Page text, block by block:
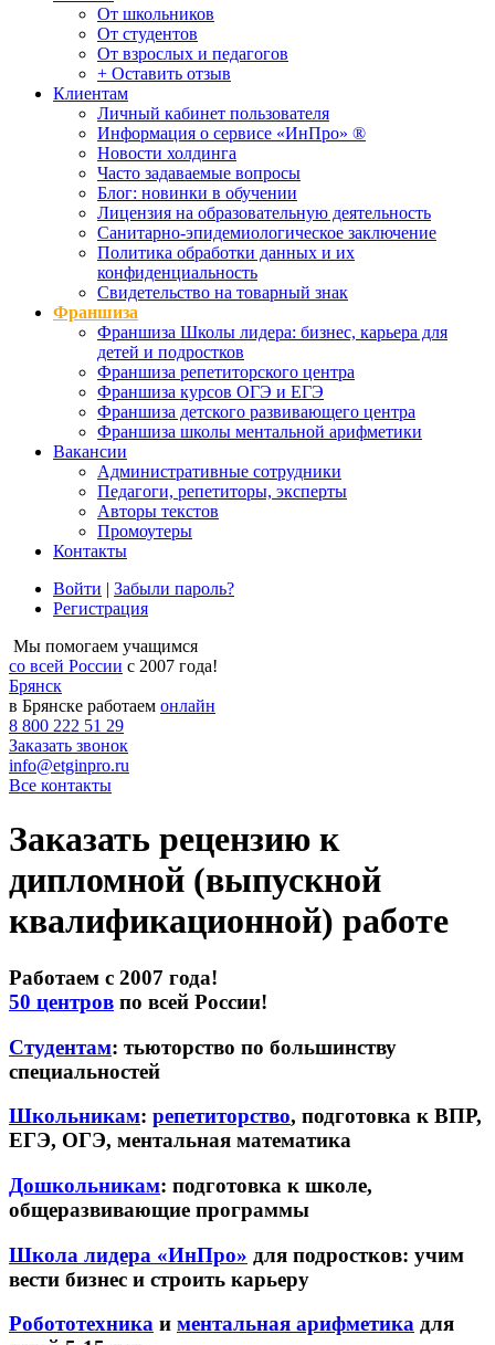
От школьников
От студентов
От взрослых и педагогов
+ Оставить отзыв
Клиентам
Личный кабинет пользователя
Информация о сервисе «ИнПро» ®
Новости холдинга
Часто задаваемые вопросы
Блог: новинки в обучении
Лицензия на образовательную деятельность
Санитарно-эпидемиологическое заключение
Политика обработки данных и их
конфиденциальность
Свидетельство на товарный знак
Франшиза
Франшиза Школы лидера: бизнес, карьера для
детей и подростков
Франшиза репетиторского центра
Франшиза курсов ОГЭ и ЕГЭ
Франшиза детского развивающего центра
Франшиза школы ментальной арифметики
Вакансии
Административные сотрудники
Педагоги, репетиторы, эксперты
Авторы текстов
Промоутеры
Контакты
Войти | Забыли пароль?
Регистрация
Мы помогаем учащимся
со всей России с 2007 года!
Брянск
в Брянске работаем онлайн
8 800 222 51 29
Заказать звонок
info@etginpro.ru
Все контакты
Заказать рецензию к
дипломной (выпускной
квалификационной) работе
Работаем с 2007 года!
50 центров по всей России!
Студентам: тьюторство по большинству
специальностей
Школьникам: репетиторство, подготовка к ВПР,
ЕГЭ, ОГЭ, ментальная математика
Дошкольникам: подготовка к школе,
общеразвивающие программы
Школа лидера «ИнПро» для подростков: учим
вести бизнес и строить карьеру
Робототехника и ментальная арифметика для